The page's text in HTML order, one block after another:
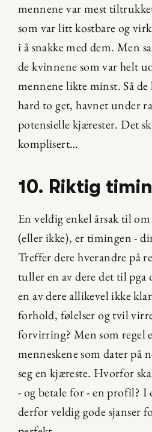
mennene var mest
som var litt kostbare og
i å snakke med dem. Men
de kvinnene som var helt
mennene likte minst. Så
hard to get, havnet under
potensielle kjærester. Det
komplisert…
10. Riktig
En veldig enkel årsak til
(eller ikke), er timingen -
Treffer dere hverandre på
tuller en av dere det til pga
en av dere allikevel ikke
forhold, følelser og tvil
forvirring? Men som regel
menneskene som dater på
seg en kjæreste. Hvorfor
- og betale for - en profil?
derfor veldig gode sjanser